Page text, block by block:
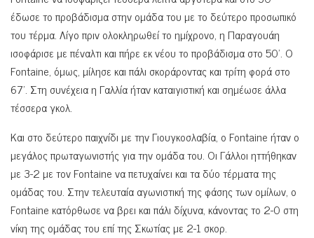
έδωσε το προβάδισμα στην ομάδα του με το δεύτερο προσωπικό
του τέρμα. Λίγο πριν ολοκληρωθεί το ημίχρονο, η Παραγουάη
ισοφάρισε με πέναλτι και πήρε εκ νέου το προβάδισμα στο 50’. Ο
Fontaine, όμως, μίλησε και πάλι σκοράροντας και τρίτη φορά στο
67’. Στη συνέχεια η Γαλλία ήταν καταιγιστική και σημέωσε άλλα
τέσσερα γκολ.
Και στο δεύτερο παιχνίδι με την Γιουγκοσλαβία, ο Fontaine ήταν ο
μεγάλος πρωταγωνιστής για την ομάδα του. Οι Γάλλοι ηττήθηκαν
με 3-2 με τον Fontaine να πετυχαίνει και τα δύο τέρματα της
ομάδας του. Στην τελευταία αγωνιστική της φάσης των ομίλων, ο
Fontaine κατόρθωσε να βρει και πάλι δίχυνα, κάνοντας το 2-0 στη
νίκη της ομάδας του επί της Σκωτίας με 2-1 σκορ.